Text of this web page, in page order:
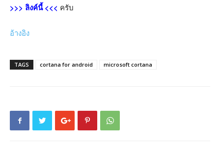
>>> ลิงค์นี้ <<< ครับ
อ้างอิง
TAGS cortana for android microsoft cortana